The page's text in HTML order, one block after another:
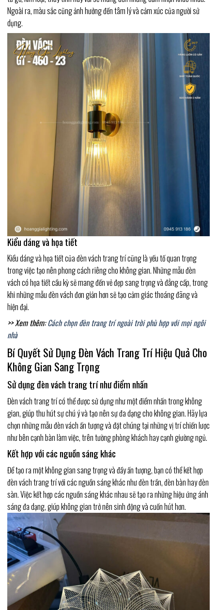
Ngoài ra, màu sắc cũng ảnh hưởng đến tâm lý và cảm xúc của người sử
dụng.
Kiểu dáng và họa tiết
Kiểu dáng và họa tiết của đèn vách trang trí cũng là yếu tố quan trọng
trong việc tạo nên phong cách riêng cho không gian. Những mẫu đèn
vách có họa tiết cầu kỳ sẽ mang đến vẻ đẹp sang trọng và đẳng cấp, trong
khi những mẫu đèn vách đơn giản hơn sẽ tạo cảm giác thoáng đãng và
hiện đại.
>> Xem thêm:Cách chọn đèn trang trí ngoài trời phù hợp với mọi ngôi
nhà
Bí Quyết Sử Dụng Đèn Vách Trang Trí Hiệu Quả Cho
Không Gian Sang Trọng
Sử dụng đèn vách trang trí như điểm nhấn
Đèn vách trang trí có thể được sử dụng như một điểm nhấn trong không
gian, giúp thu hút sự chú ý và tạo nên sự đa dạng cho không gian. Hãy lựa
chọn những mẫu đèn vách ấn tượng và đặt chúng tại những vị trí chiến lược
như bên cạnh bàn làm việc, trên tường phòng khách hay cạnh giường ngủ.
Kết hợp với các nguồn sáng khác
Để tạo ra một không gian sang trọng và đầy ấn tượng, bạn có thể kết hợp
đèn vách trang trí với các nguồn sáng khác như đèn trần, đèn bàn hay đèn
sàn. Việc kết hợp các nguồn sáng khác nhau sẽ tạo ra những hiệu ứng ánh
sáng đa dạng, giúp không gian trở nên sinh động và cuốn hút hơn.